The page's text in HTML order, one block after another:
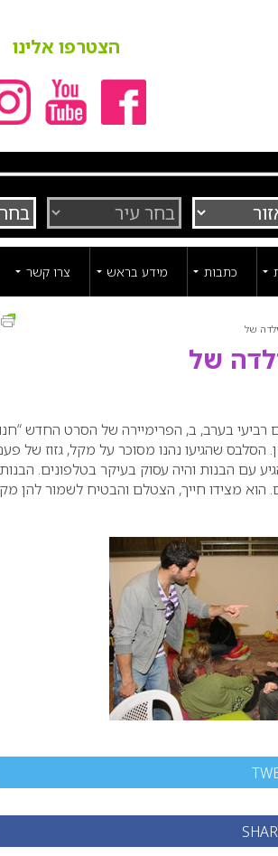
הצטרפו אלינו
כתבות מידע בראש צרו קשר
של
של
רביעי בערב, ב, הפרימיירה של הסרט החדש
שהגיעו נהנו מסוכר על מקל, גזוז של
הגיע עם הבנות והיה עסוק בעיקר בטלפונים. הבנות
הוא מצידו חייך, הצטלם והבטיח לשמור להן